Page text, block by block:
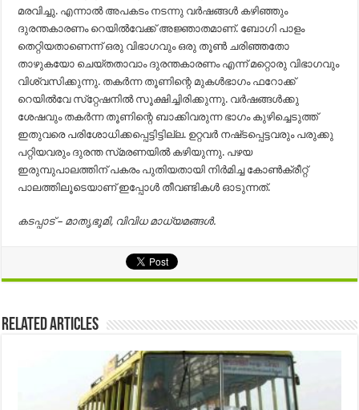
മരവിച്ചു. എന്നാൽ അപകടം നടന്നു വർഷങ്ങൾ കഴിഞ്ഞും
ദുരന്തകാരണം റെയിൽവേക്ക് അജ്ഞാതമാണ്. ബോഗി പാളം
തെറ്റിയതാണെന്ന് ഒരു വിഭാഗവും ഒരു തൂൺ ചരിഞ്ഞതോ
താഴുകയോ ചെയ്തതാവാം ദുരന്തകാരണം എന്ന് മറ്റൊരു വിഭാഗവും
വിശ്വസിക്കുന്നു. തകർന്ന തൂണിന്റെ മുകൾഭാഗം ഫറോക്ക്
റെയിൽവേ സ്‌റ്റേഷനിൽ സൂക്ഷിച്ചിരിക്കുന്നു. വർഷങ്ങൾക്കു
ശേഷവും തകർന്ന തൂണിന്റെ ബാക്കിവരുന്ന ഭാഗം കുഴിച്ചെടുത്ത്
ഇതുവരെ പരിശോധിക്കപ്പെട്ടിട്ടില്ല. ഉറ്റവര്‍ നഷ്‌ടപ്പെട്ടവരും പരുക്കു
പറ്റിയവരും ദുരന്ത സ്‌മരണയില്‍ കഴിയുന്നു. പഴയ
ഇരുമ്പുപാലത്തിന്‌ പകരം പുതിയതായി നിര്‍മിച്ച കോണ്‍ക്രീറ്റ്‌
പാലത്തിലൂടെയാണ്‌ ഇപ്പോള്‍ തീവണ്ടികള്‍ ഓടുന്നത്‌.
കടപ്പാട് – മാതൃഭൂമി, വിവിധ മാധ്യമങ്ങൾ.
Related Articles